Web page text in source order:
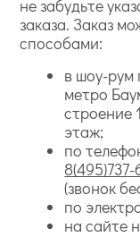
не забудьте
заказа. Заказ
способами:
в шоу-рум
метро
строение
этаж;
по
(звонок
по
на сайте